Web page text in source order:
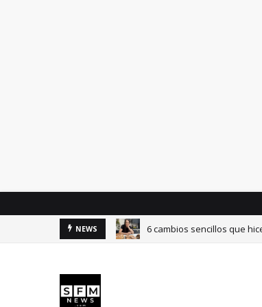
NEWS 6 cambios sencillos que